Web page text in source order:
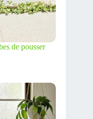
de pousser